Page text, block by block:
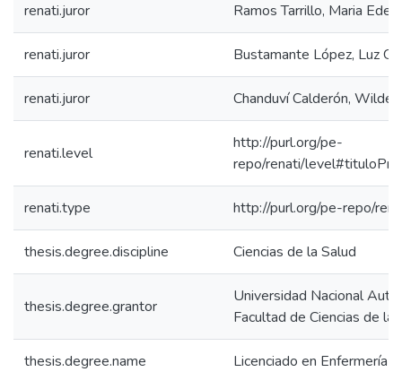
renati.juror Ramos Tarrillo, Maria
renati.juror Bustamante López, Luz
renati.juror Chanduví Calderón, Wilder
renati.level
http://purl.org/pe-
repo/renati/
renati.type http://purl.org/pe-repo/
thesis.degree.discipline Ciencias de la Salud
thesis.degree.grantor
Universidad Nacional
Facultad de Ciencias de la
thesis.degree.name Licenciado en Enfermería